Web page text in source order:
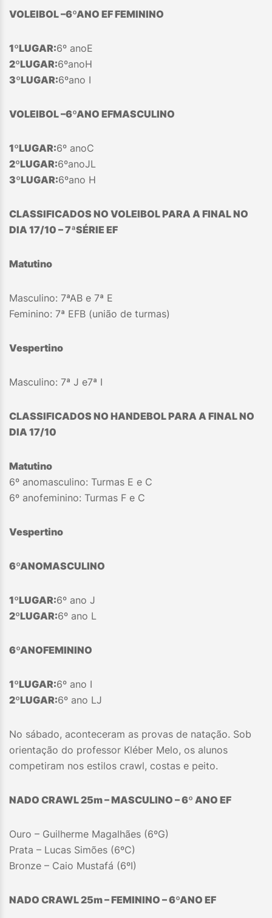
VOLEIBOL –6ºANO EF FEMININO
1ºLUGAR:6º anoE
2ºLUGAR:6ºanoH
3ºLUGAR:6ºano I
VOLEIBOL –6ºANO EFMASCULINO
1ºLUGAR:6º anoC
2ºLUGAR:6ºanoJL
3ºLUGAR:6ºano H
CLASSIFICADOS NO VOLEIBOL PARA A FINAL NO
DIA 17/10 – 7ªSÉRIE EF
Matutino
Masculino: 7ªAB e 7ª E
Feminino: 7ª EFB (união de turmas)
Vespertino
Masculino: 7ª J e7ª I
CLASSIFICADOS NO HANDEBOL PARA A FINAL NO
DIA 17/10
Matutino
6º anomasculino: Turmas E e C
6º anofeminino: Turmas F e C
Vespertino
6ºANOMASCULINO
1ºLUGAR:6º ano J
2ºLUGAR:6º ano L
6ºANOFEMININO
1ºLUGAR:6º ano I
2ºLUGAR:6º ano LJ
No sábado, aconteceram as provas de natação. Sob
orientação do professor Kléber Melo, os alunos
competiram nos estilos crawl, costas e peito.
NADO CRAWL 25m – MASCULINO – 6º ANO EF
Ouro – Guilherme Magalhães (6ºG)
Prata – Lucas Simões (6ºC)
Bronze – Caio Mustafá (6ºI)
NADO CRAWL 25m – FEMININO – 6ºANO EF